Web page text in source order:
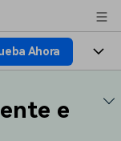
Ahora
e